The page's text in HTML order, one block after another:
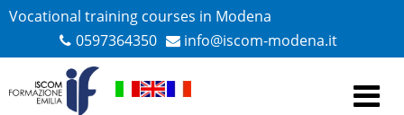
Vocational training courses in Modena
0597364350
info@iscom-modena.it